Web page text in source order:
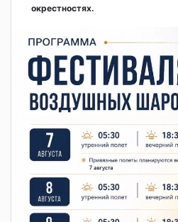
окрестностях.